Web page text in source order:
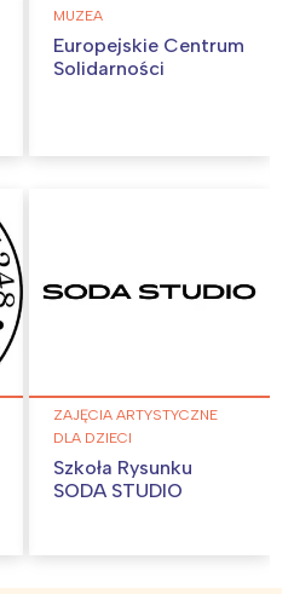
MUZEA
Europejskie Centrum
Solidarności
ZAJĘCIA ARTYSTYCZNE
DLA DZIECI
Szkoła Rysunku
SODA STUDIO